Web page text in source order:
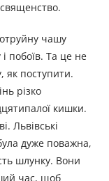
священство.
чашу
побоїв. Та це не
як поступити.
різко
кишки.
Львівські
дуже поважна,
шлунку. Вони
час, щоб